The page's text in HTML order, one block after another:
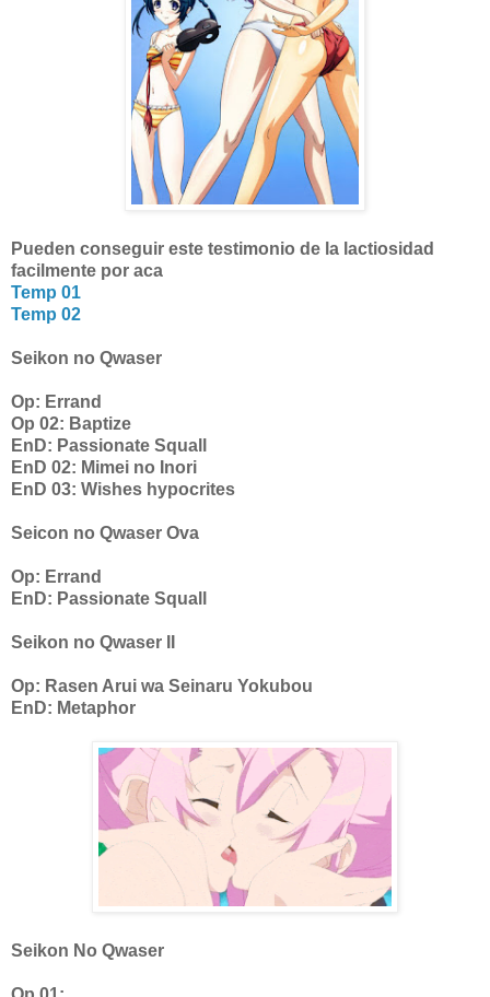
Pueden conseguir este testimonio de la lactiosidad
facilmente por aca
Temp 01
Temp 02
Seikon no Qwaser
Op: Errand
Op 02: Baptize
EnD: Passionate Squall
EnD 02: Mimei no Inori
EnD 03: Wishes hypocrites
Seicon no Qwaser Ova
Op: Errand
EnD: Passionate Squall
Seikon no Qwaser II
Op: Rasen Arui wa Seinaru Yokubou
EnD: Metaphor
Seikon No Qwaser